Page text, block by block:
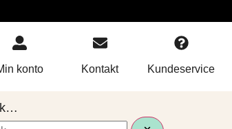
konto Kontakt Kundeservice